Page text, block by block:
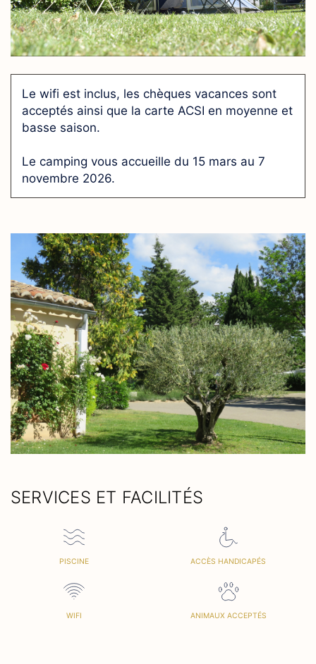
Le wifi est inclus, les chèques vacances sont
acceptés ainsi que la carte ACSI en moyenne et
basse saison.
Le camping vous accueille du 15 mars au 7
novembre 2026.
SERVICES ET FACILITÉS
PISCINE ACCÈS HANDICAPÉS
WIFI ANIMAUX ACCEPTÉS